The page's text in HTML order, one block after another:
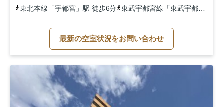
東北本線 「宇都宮 」駅 徒歩6分 東武宇都宮線 「東武宇都宮
最新の空室状況をお問い合わせ